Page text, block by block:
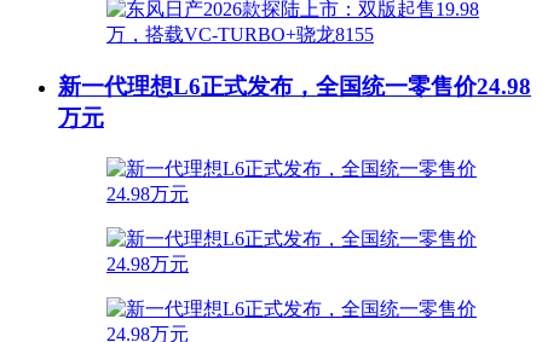
新一代理想L6正式发布，全国统一零售价24.98
万元